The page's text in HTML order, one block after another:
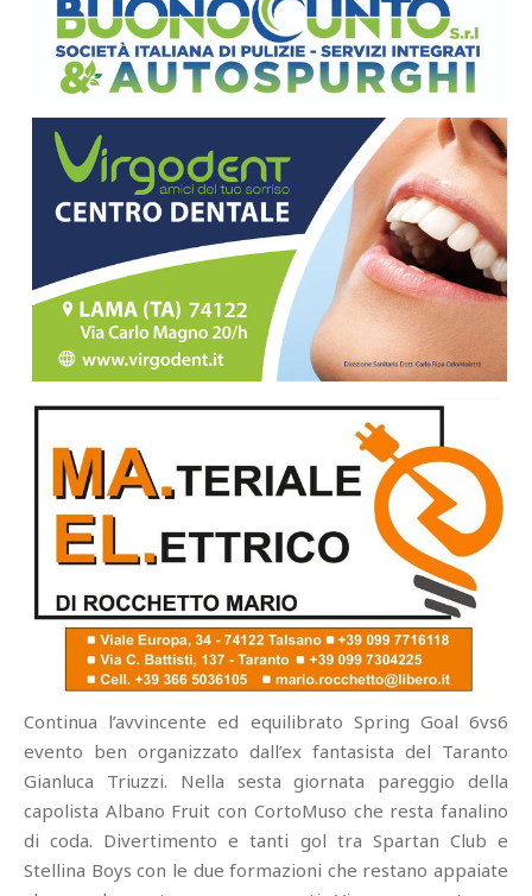
Continua l’avvincente ed equilibrato Spring Goal 6vs6
evento ben organizzato dall’ex fantasista del Taranto
Gianluca Triuzzi. Nella sesta giornata pareggio della
capolista Albano Fruit con CortoMuso che resta fanalino
di coda. Divertimento e tanti gol tra Spartan Club e
Stellina Boys con le due formazioni che restano appaiate